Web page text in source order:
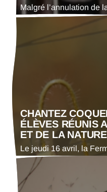
Malgré l’annulation de
inter-établissements,
pratiques artistiques et
pu être maintenu.
bénéficié d’un
ville d’Auch.…
CHANTEZ
ÉLÈVES RÉUNIS
ET DE LA NATURE
Le jeudi 16 avril, la
accueillera la deuxième
Coquelicots ! », une
et à la sensibilisation à